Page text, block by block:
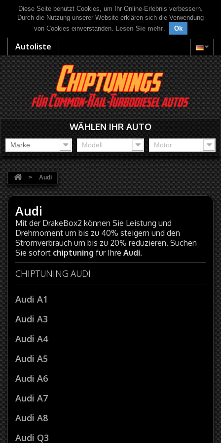
Diese Seite benutzt Cookies, um Ihr Online-Erlebnis verbessern.
Durch die Nutzung unserer Website erklären sich die Verwendung
von Cookies einverstanden. Lesen Sie mehr. Ok
Autoliste
WÄHLEN IHR AUTO
Marke Modell Motor
> Audi
Audi
Mit der DrakeBox2 können Sie Leistung und
Drehmoment um bis zu 40% steigern und den
Stromverbrauch um bis zu 20% reduzieren. Suchen
Sie sofort chiptuning für Ihre Audi.
CHIPTUNING AUDI
Audi A1
Audi A3
Audi A4
Audi A5
Audi A6
Audi A7
Audi A8
Audi Q3